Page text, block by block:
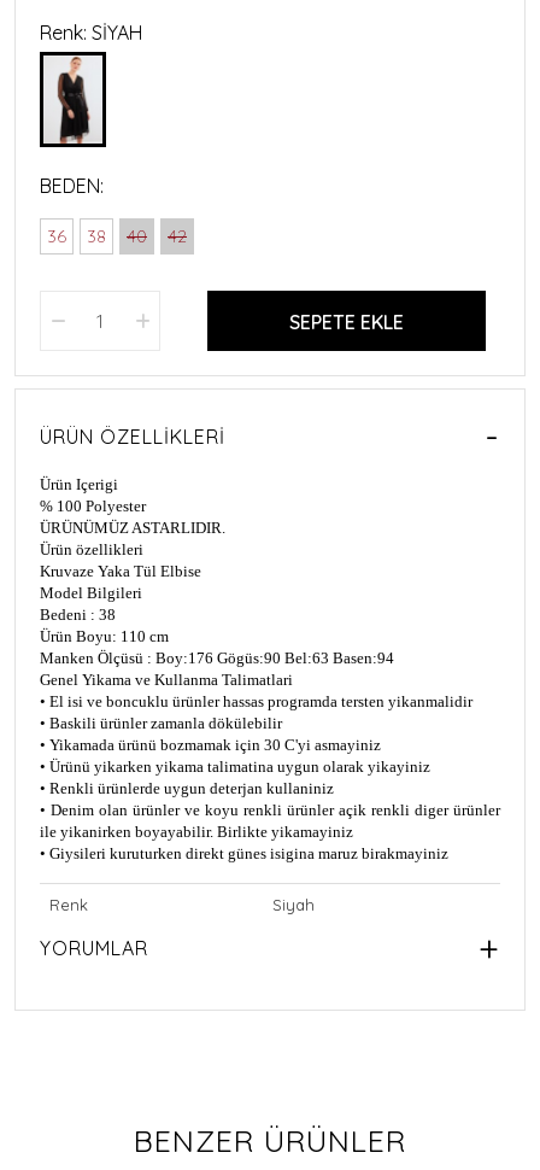
Renk: SİYAH
BEDEN:
36 38 40 42
SEPETE EKLE
ÜRÜN ÖZELLIKLERI
Ürün Içerigi
% 100 Polyester
ÜRÜNÜMÜZ ASTARLIDIR.
Ürün özellikleri
Kruvaze Yaka Tül Elbise
Model Bilgileri
Bedeni : 38
Ürün Boyu: 110 cm
Manken Ölçüsü : Boy:176 Gögüs:90 Bel:63 Basen:94
Genel Yikama ve Kullanma Talimatlari
• El isi ve boncuklu ürünler hassas programda tersten yikanmalidir
• Baskili ürünler zamanla dökülebilir
• Yikamada ürünü bozmamak için 30 C'yi asmayiniz
• Ürünü yikarken yikama talimatina uygun olarak yikayiniz
• Renkli ürünlerde uygun deterjan kullaniniz
• Denim olan ürünler ve koyu renkli ürünler açik renkli diger ürünler
ile yikanirken boyayabilir. Birlikte yikamayiniz
• Giysileri kuruturken direkt günes isigina maruz birakmayiniz
Renk Siyah
YORUMLAR
BENZER ÜRÜNLER